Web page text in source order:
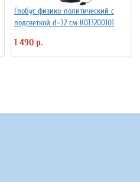
Глобус физико-политический с
подсветкой d=32 см К013200101
1 490 р.